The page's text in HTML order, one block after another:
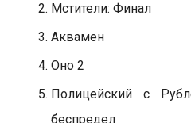
Мстители: Финал
Аквамен
Оно 2
Полицейский с
беспредел